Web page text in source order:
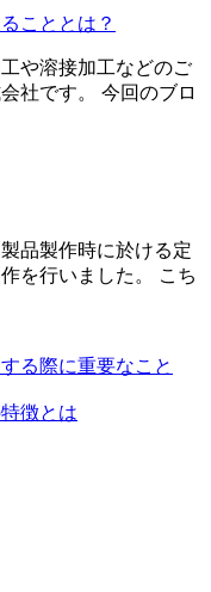
こととは？
や溶接加工などのご
社です。 今回のブロ
品製作時に於ける定
を行いました。 こち
る際に重要なこと
徴とは